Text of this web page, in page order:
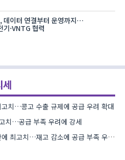
데이터 연결부터 운영까지…
기·VNTG 협력
치…콩고 수출 규제에 공급 우려 확대
치…공급 부족 우려에 강세
[비철금속 시황] 구리 2개월 만에 최고치…재고 감소에 공급 부족 우려 확대